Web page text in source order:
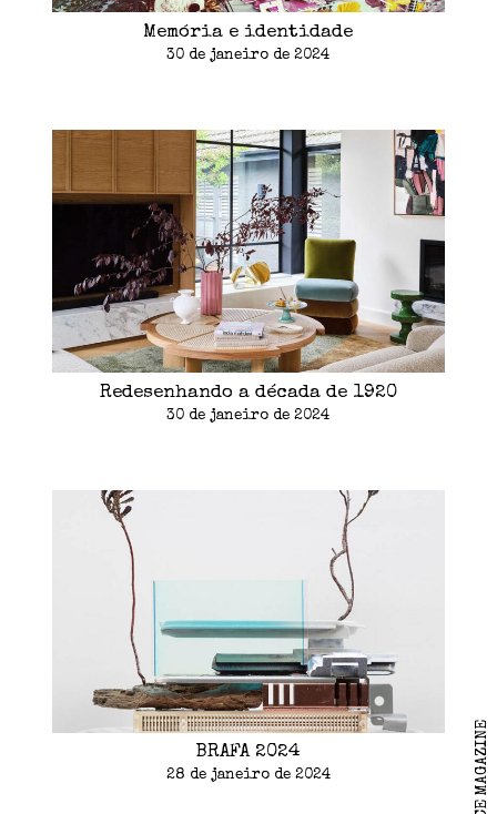
Memória e identidade
30 de janeiro de 2024
Redesenhando a década de 1920
30 de janeiro de 2024
BRAFA 2024
28 de janeiro de 2024